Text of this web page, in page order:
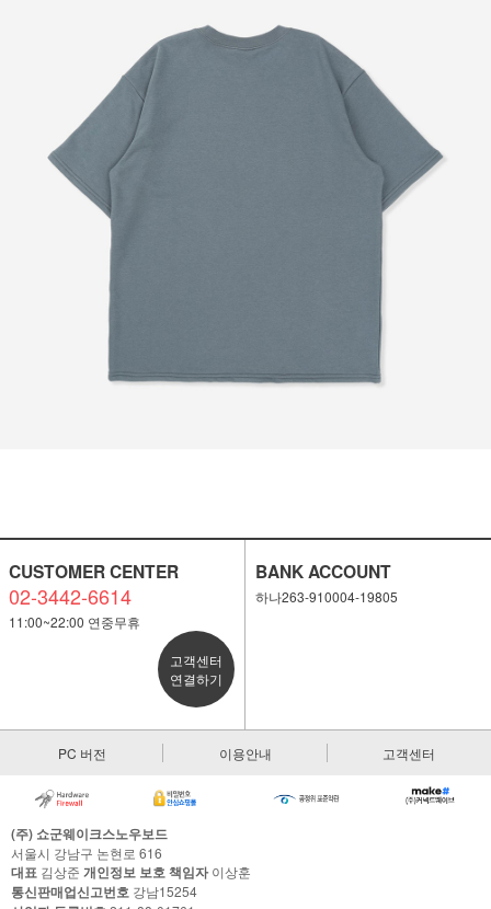
CUSTOMER CENTER
02-3442-6614
11:00~22:00 연중무휴
고객센터
연결하기
BANK ACCOUNT
하나263-910004-19805
PC 버전 이용안내 고객센터
(주) 쇼군웨이크스노우보드
서울시 강남구 논현로 616
대표 김상준 개인정보 보호 책임자이상훈
통신판매업신고번호 강남15254